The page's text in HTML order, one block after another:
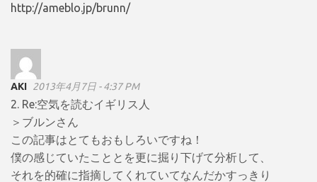
http://ameblo.jp/brunn/
AKI 2013年4月7日 - 4:37 PM
2. Re:空気を読むイギリス人
＞ブルンさん
この記事はとてもおもしろいですね！
僕の感じていたこととを更に掘り下げて分析して、
それを的確に指摘してくれていてなんだかすっきり